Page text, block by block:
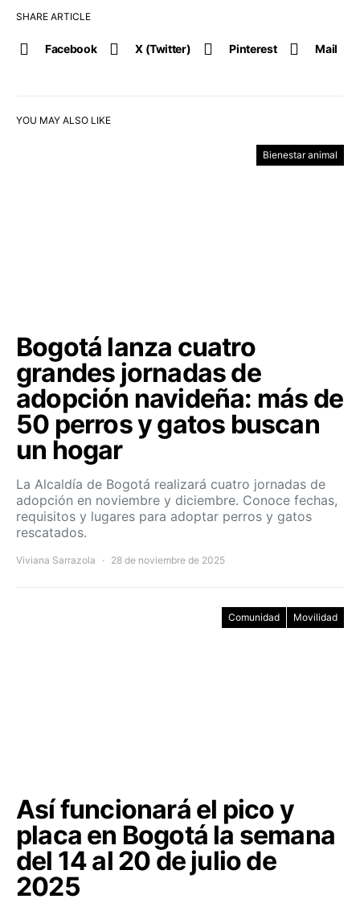
SHARE ARTICLE
Facebook X (Twitter) Pinterest Mail
YOU MAY ALSO LIKE
Bienestar animal
Bogotá lanza cuatro
grandes jornadas de
adopción navideña: más de
50 perros y gatos buscan
un hogar
La Alcaldía de Bogotá realizará cuatro jornadas de
adopción en noviembre y diciembre. Conoce fechas,
requisitos y lugares para adoptar perros y gatos
rescatados.
Viviana Sarrazola 28 de noviembre de 2025
Comunidad Movilidad
Así funcionará el pico y
placa en Bogotá la semana
del 14 al 20 de julio de
2025